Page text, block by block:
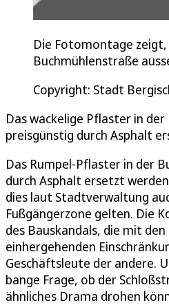
Die Fotomontage zeigt,
Buchmühlenstraße
Copyright: Stadt
Das wackelige Pflaster in
preisgünstig durch Asphalt
Das Rumpel-Pflaster in der
durch Asphalt ersetzt
dies laut Stadtverwaltung
Fußgängerzone gelten. Die
des Bauskandals, die mit
einhergehenden
Geschäftsleute der andere.
bange Frage, ob der
ähnliches Drama drohen